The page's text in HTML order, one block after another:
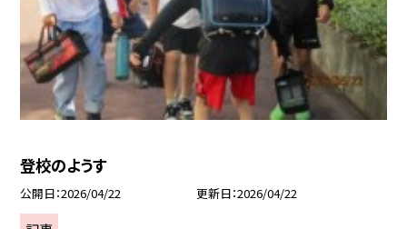
登校のようす
公開日 2026/04/22 更新日 2026/04/22